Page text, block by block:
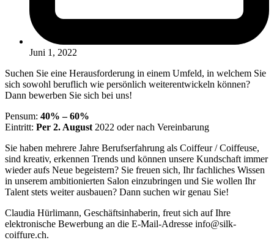
Juni 1, 2022
Suchen Sie eine Herausforderung in einem Umfeld, in welchem Sie
sich sowohl beruflich wie persönlich weiterentwickeln können?
Dann bewerben Sie sich bei uns!
Pensum: 40% – 60%
Eintritt: Per 2. August 2022 oder nach Vereinbarung
Sie haben mehrere Jahre Berufserfahrung als Coiffeur / Coiffeuse,
sind kreativ, erkennen Trends und können unsere Kundschaft immer
wieder aufs Neue begeistern? Sie freuen sich, Ihr fachliches Wissen
in unserem ambitionierten Salon einzubringen und Sie wollen Ihr
Talent stets weiter ausbauen? Dann suchen wir genau Sie!
Claudia Hürlimann, Geschäftsinhaberin, freut sich auf Ihre
elektronische Bewerbung an die E-Mail-Adresse info@silk-
coiffure.ch.